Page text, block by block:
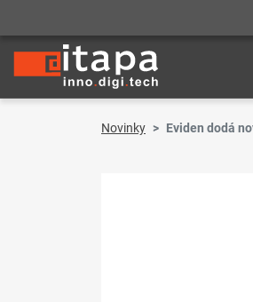
Novinky Eviden dodá